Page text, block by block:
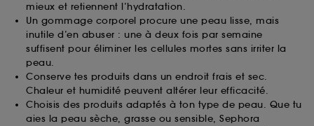
mieux et retiennent l’hydratation.
Un gommage corporel procure une peau lisse, mais
inutile d’en abuser : une à deux fois par semaine
suffisent pour éliminer les cellules mortes sans irriter la
peau.
Conserve tes produits dans un endroit frais et sec.
Chaleur et humidité peuvent altérer leur efficacité.
Choisis des produits adaptés à ton type de peau. Que tu
aies la peau sèche, grasse ou sensible, Sephora